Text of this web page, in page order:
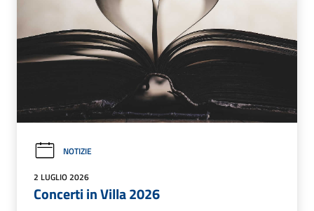
NOTIZIE
2 LUGLIO 2026
Concerti in Villa 2026